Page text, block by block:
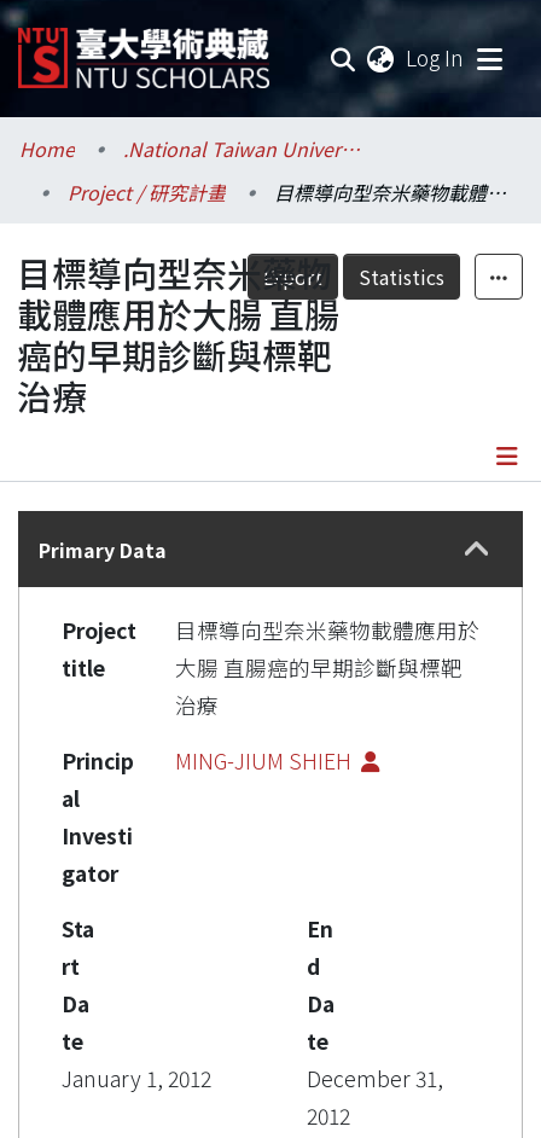
Log In
Communities & Collections
Research Outputs
Fundings & Projects
Researchers
Organizations
Home
.National Taiwan University / 國立臺灣大學
Project / 研究計畫
目標導向型奈米藥物載體應用於大腸 直腸癌的早期診斷與標靶治療
Export Statistics
目標導向型奈米藥物
載體應用於大腸 直腸
癌的早期診斷與標靶
治療
Details
Primary Data
Project
title
目標導向型奈米藥物載體應用於
大腸 直腸癌的早期診斷與標靶
治療
Princip
al
Investi
gator
MING-JIUM SHIEH
Sta
rt
Da
te
January 1, 2012
En
d
Da
te
December 31,
2012